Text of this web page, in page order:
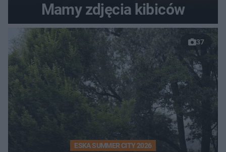
Mamy zdjęcia kibiców
37
ESKA SUMMER CITY 2026